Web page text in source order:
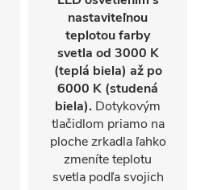
nastaviteľnou
teplotou farby
svetla od 3000 K
(teplá biela) až po
6000 K (studená
biela). Dotykovým
tlačidlom priamo na
ploche zrkadla ľahko
zmeníte teplotu
svetla podľa svojich